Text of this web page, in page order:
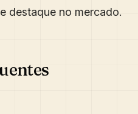
destaque no mercado.